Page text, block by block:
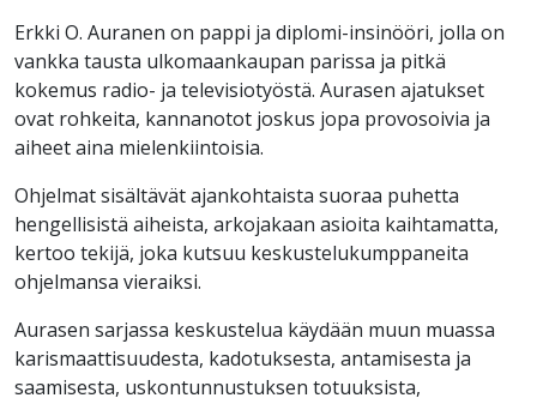
Erkki O. Auranen on pappi ja diplomi-insinööri, jolla on
vankka tausta ulkomaankaupan parissa ja pitkä
kokemus radio- ja televisiotyöstä. Aurasen ajatukset
ovat rohkeita, kannanotot joskus jopa provosoivia ja
aiheet aina mielenkiintoisia.
Ohjelmat sisältävät ajankohtaista suoraa puhetta
hengellisistä aiheista, arkojakaan asioita kaihtamatta,
kertoo tekijä, joka kutsuu keskustelukumppaneita
ohjelmansa vieraiksi.
Aurasen sarjassa keskustelua käydään muun muassa
karismaattisuudesta, kadotuksesta, antamisesta ja
saamisesta, uskontunnustuksen totuuksista,